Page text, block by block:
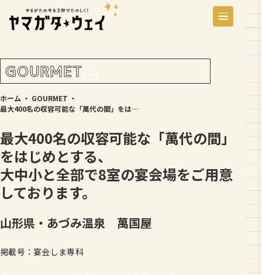
GOURMETたべる
ホーム ・ GOURMET ・
最大400名の収容可能な「萬代の間」をはじめとする、 大中小と全部で8室の宴会場をご用意しております。
最大400名の収容可能な「萬代の間」
をはじめとする、
大中小と全部で8室の宴会場をご用意
しております。
山形県・あづみ温泉 萬国屋
掲載号：宴会しま専科